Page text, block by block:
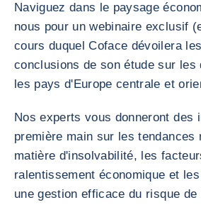
Naviguez dans le paysage
nous pour un webinaire exclusif
cours duquel Coface dévoilera
conclusions de son étude sur les
les pays d'Europe centrale et
Nos experts vous donneront des
première main sur les tendances
matière d'insolvabilité, les
ralentissement économique et
une gestion efficace du risque de